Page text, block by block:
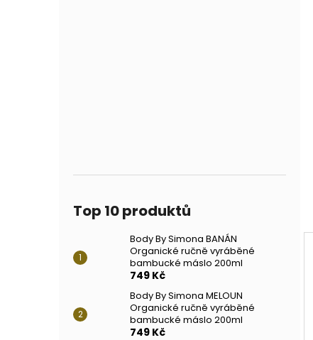
Top 10 produktů
Body By Simona BANÁN
Organické ručně vyráběné
bambucké máslo 200ml
749 Kč
Body By Simona MELOUN
Organické ručně vyráběné
bambucké máslo 200ml
749 Kč